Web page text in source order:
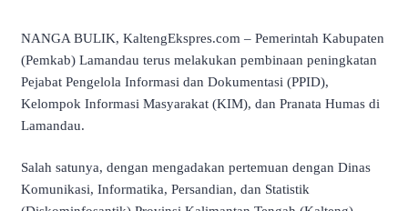
NANGA BULIK, KaltengEkspres.com – Pemerintah Kabupaten
(Pemkab) Lamandau terus melakukan pembinaan peningkatan
Pejabat Pengelola Informasi dan Dokumentasi (PPID),
Kelompok Informasi Masyarakat (KIM), dan Pranata Humas di
Lamandau.
Salah satunya, dengan mengadakan pertemuan dengan Dinas
Komunikasi, Informatika, Persandian, dan Statistik